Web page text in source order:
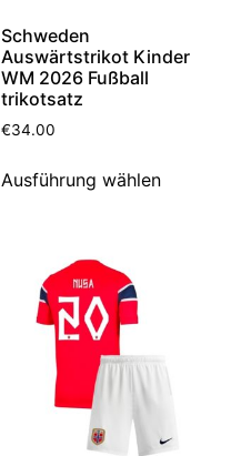
Schweden
Auswärtstrikot Kinder
WM 2026 Fußball
trikotsatz
€34.00
Ausführung wählen